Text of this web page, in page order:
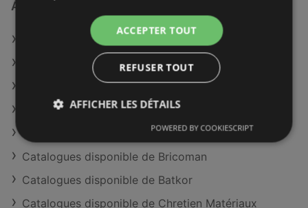
À découvrir aussi
Offres de Point P
Offres de Dispano
Catalogues disponible de Brico Cash
Catalogues disponible de Castorama
Catalogues disponible de Bricoman
Catalogues disponible de Batkor
Catalogues disponible de Chretien Matériaux
ACCEPTER TOUT
REFUSER TOUT
AFFICHER LES DÉTAILS
POWERED BY COOKIESCRIPT